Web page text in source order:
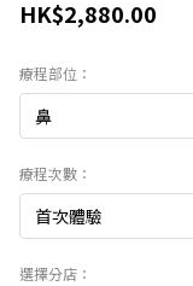
HK$2,880.00
療程部位：
療程次數：
選擇分店：